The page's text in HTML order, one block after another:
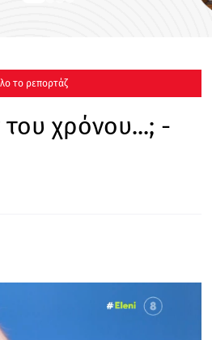
το ρεπορτάζ
του χρόνου...; -